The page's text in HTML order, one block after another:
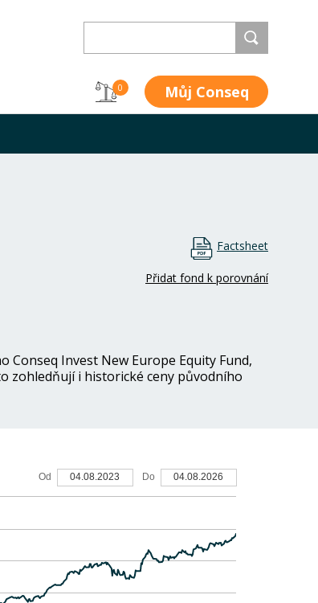
0 Můj Conseq
Factsheet
Přidat fond k porovnání
Conseq Invest New Europe Equity Fund,
zohledňují i historické ceny původního
Od 04.08.2023 Do 04.08.2026